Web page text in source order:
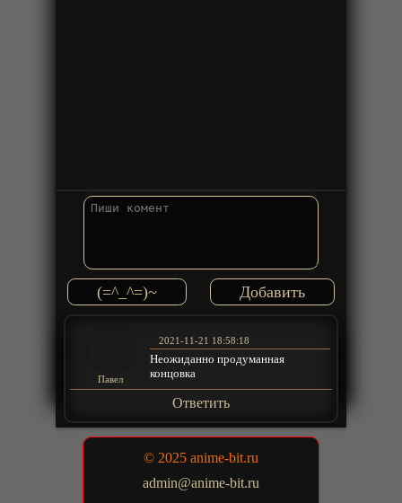
(=^_^=)~
Павел
2021-11-21 18:58:18
Неожиданно продуманная
концовка
Ответить
© 2025 anime-bit.ru
admin@anime-bit.ru